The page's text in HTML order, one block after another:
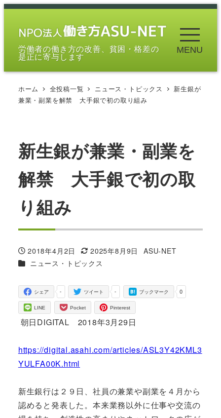
メ
労働者の働き方の改善、貧困・格差の
是正に寄与します
MENU
ホーム 全投稿一覧 ニュース・トピックス
新生銀が
兼業・副業を解禁 大手銀で初の取り組み
新生銀が兼業・副業を
解禁 大手銀で初の取
り組み
投稿日
2018年4月2日
更新日
2025年8月9日
著
ASU-NET
カテゴリー
ニュース・トピックス
-
シェア -
ツイート 0
ブックマーク
LINE Pocket Pinterest
朝日DIGITAL 2018年3月29日
https://digital.asahi.com/articles/ASL3Y42KML3
YULFA00K.html
新生銀行は２９日、社員の兼業や副業を４月から
認めると発表した。本来業務以外に仕事や交流の